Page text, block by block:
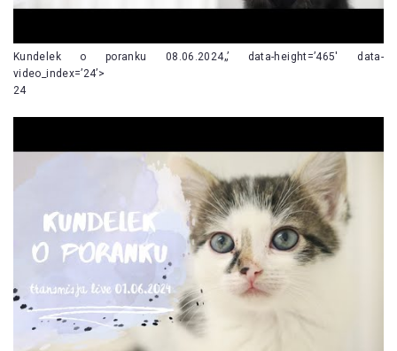
Kundelek o poranku 08.06.2024„’ data-height=’465′ data-
video_index=’24’>
24